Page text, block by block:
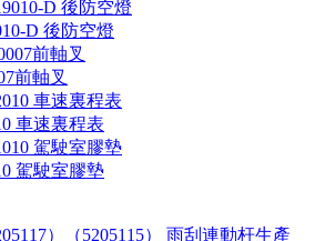
D 後防空燈
前軸叉
車速裏程表
駕駛室膠墊
）（5205115） 雨刮連動杆生產